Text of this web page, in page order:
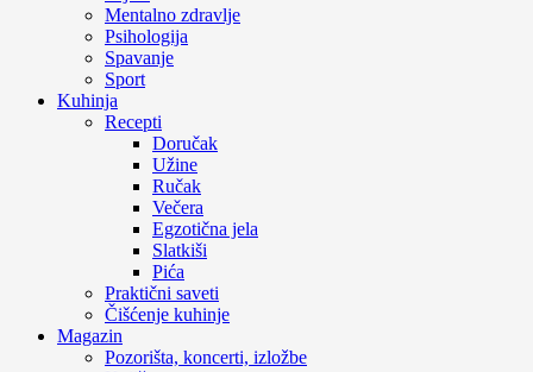
Mentalno zdravlje
Psihologija
Spavanje
Sport
Kuhinja
Recepti
Doručak
Užine
Ručak
Večera
Egzotična jela
Slatkiši
Pića
Praktični saveti
Čišćenje kuhinje
Magazin
Pozorišta, koncerti, izložbe